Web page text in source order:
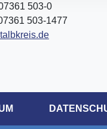
503-0
503-1477